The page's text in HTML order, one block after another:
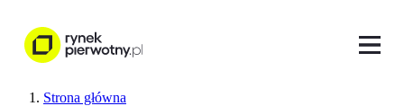
Strona główna